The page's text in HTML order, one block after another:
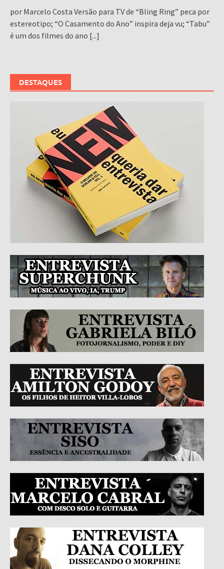
por Marcelo Costa Versão para TV de “Bling Ring” peca por
estereotipo; “O Casamento do Ano” inspira deja vu; “Tabu”
é um dos filmes do ano [...]
DESTAQUES